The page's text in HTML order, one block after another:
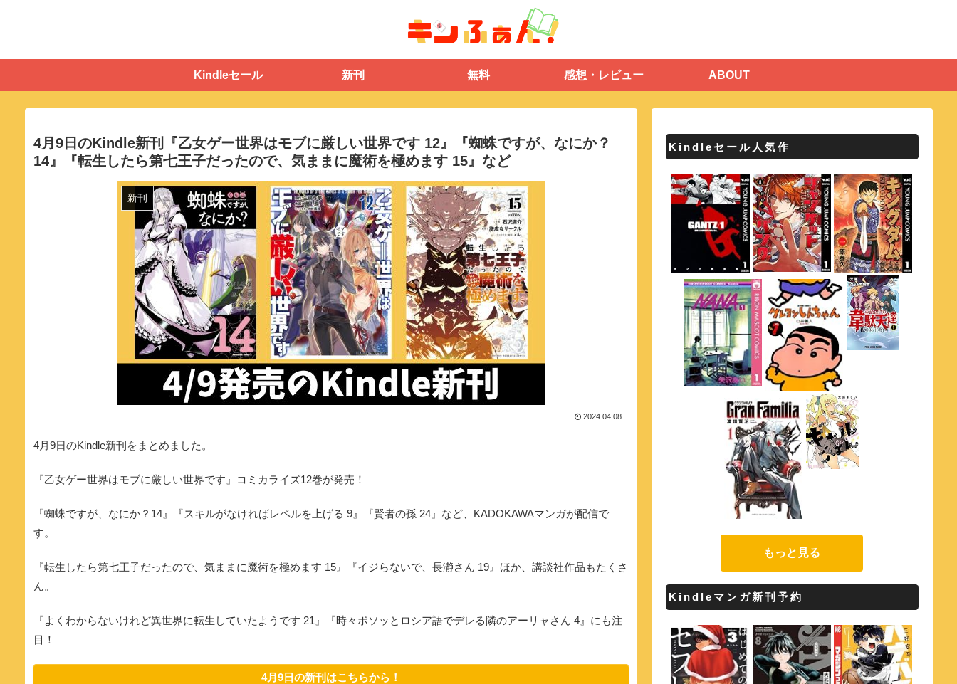
Kindleセール 新刊 無料 感想・レビュー ABOUT
4月9日のKindle新刊『乙女ゲー世界はモブに厳しい世界です 12』『蜘蛛ですが、なにか？
14』『転生したら第七王子だったので、気ままに魔術を極めます 15』など
新刊
2024.04.08
4月9日のKindle新刊をまとめました。
『乙女ゲー世界はモブに厳しい世界です』コミカライズ12巻が発売！
『蜘蛛ですが、なにか？14』『スキルがなければレベルを上げる 9』『賢者の孫 24』など、KADOKAWAマンガが配信で
す。
『転生したら第七王子だったので、気ままに魔術を極めます 15』『イジらないで、長瀞さん 19』ほか、講談社作品もたくさ
ん。
『よくわからないけれど異世界に転生していたようです 21』『時々ボソッとロシア語でデレる隣のアーリャさん 4』にも注
目！
4月9日の新刊はこちらから！
Kindleセール人気作
もっと見る
Kindleマンガ新刊予約